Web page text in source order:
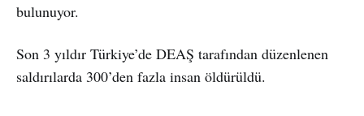
bulunuyor.
Son 3 yıldır Türkiye’de DEAŞ tarafından düzenlenen
saldırılarda 300’den fazla insan öldürüldü.